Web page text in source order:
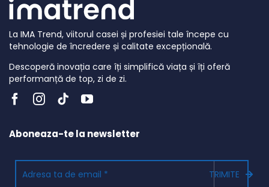
La IMA Trend, viitorul casei și profesiei tale începe cu
tehnologie de încredere și calitate excepțională.
Descoperă inovația care îți simplifică viața și îți oferă
performanță de top, zi de zi.
Aboneaza-te la newsletter
TRIMITE